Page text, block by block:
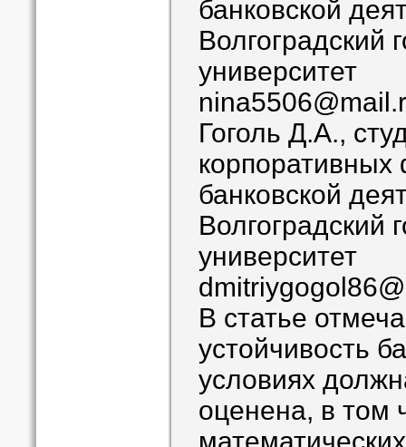
банковской
Волгоградский
университет
Гоголь Д.А.,
банковской
Волгоградский
университет
В статье
устойчивость
условиях
оценена, в том